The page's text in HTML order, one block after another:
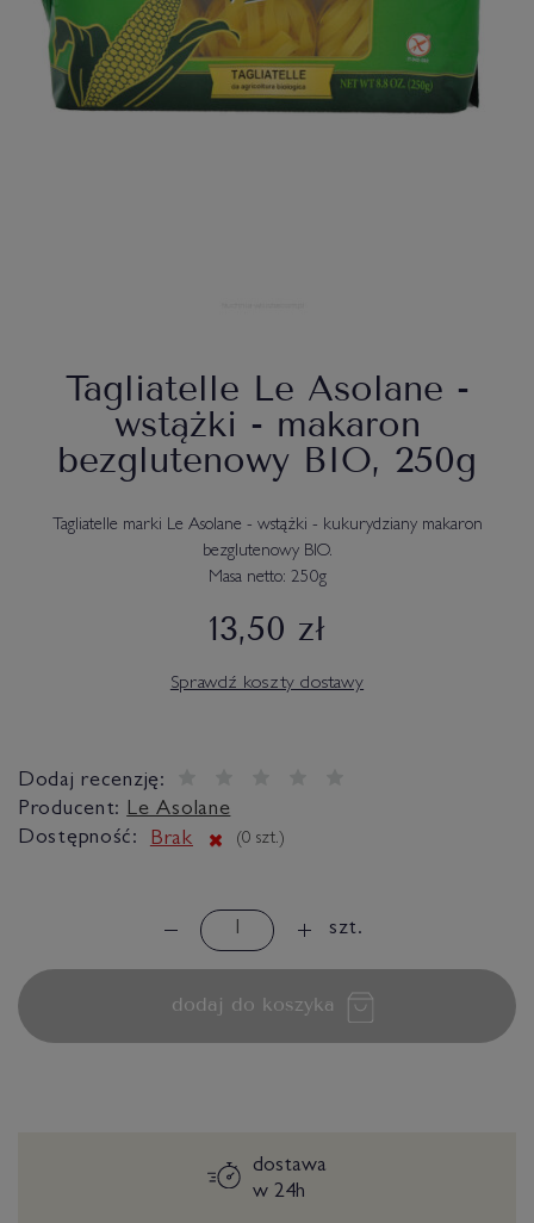
Tagliatelle Le Asolane -
wstążki - makaron
bezglutenowy BIO, 250g
Tagliatelle marki Le Asolane - wstążki - kukurydziany makaron
bezglutenowy BIO.
Masa netto: 250g
13,50 zł
Sprawdź koszty dostawy
Dodaj recenzję:
Producent: Le Asolane
Dostępność:
Brak (0 szt.)
szt.
dodaj do koszyka
dostawa
w 24h